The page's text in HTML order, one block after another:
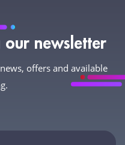
newsletter
offers and available